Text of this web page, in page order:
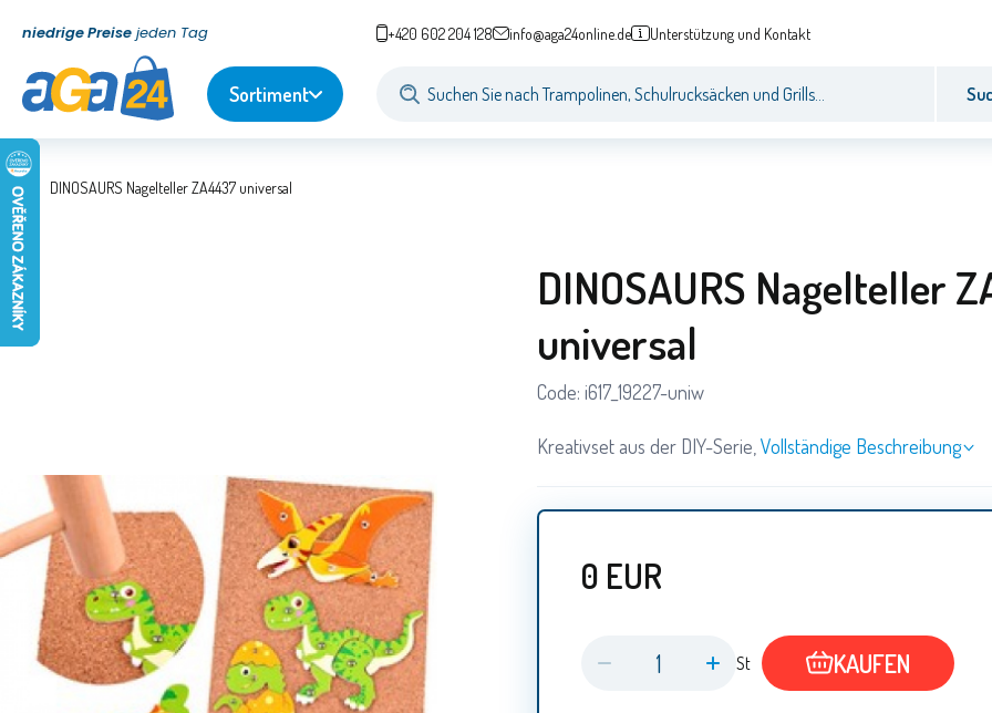
niedrige Preise jeden Tag +420 602 204 128 info@aga24online.de Unterstützung und Kontakt
Sortiment
DINOSAURS Nagelteller ZA4437 universal
DINOSAURS Nagelteller
universal
Code: i617_19227-uniw
Kreativset aus der DIY-Serie, Vollständige Beschreibung
0 EUR
St KAUFEN